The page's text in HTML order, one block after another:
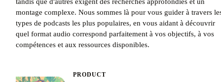
montage complexe. Nous sommes là pour vous guider à travers
types de podcasts les plus populaires, en vous aidant à découvrir
quel format audio correspond parfaitement à vos objectifs, à vos
compétences et aux ressources disponibles.
PRODUCT